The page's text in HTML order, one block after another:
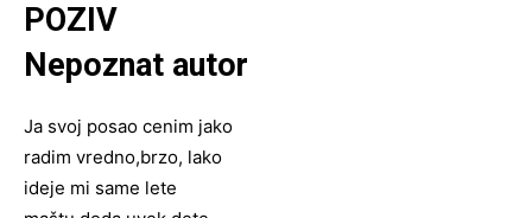
POZIV
Nepoznat autor
Ja svoj posao cenim jako
radim vredno,brzo, lako
ideje mi same lete